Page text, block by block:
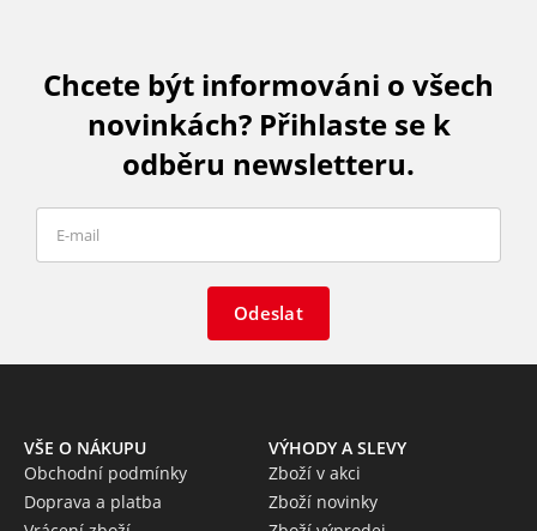
Chcete být informováni o všech
novinkách? Přihlaste se k
odběru newsletteru.
Odeslat
VŠE O NÁKUPU
Obchodní podmínky
Doprava a platba
VÝHODY A SLEVY
Zboží v akci
Zboží novinky